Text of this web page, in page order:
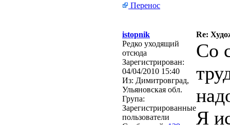
Перенос
istopnik
Re:
Редко уходящий
отсюда
Зарегистрирован:
04/04/2010 15:40
Из: Димитровград,
Ульяновская обл.
Група:
Зарегистрированные
пользователи
Со
Я